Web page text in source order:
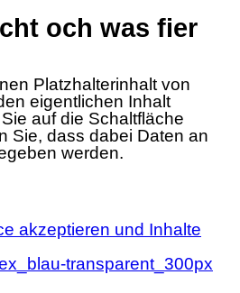
och was fier
Platzhalterinhalt von
eigentlichen Inhalt
auf die Schaltfläche
Sie, dass dabei Daten an
werden.
akzeptieren und Inhalte